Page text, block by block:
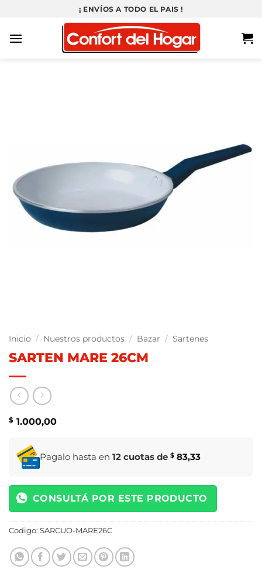
contenido
¡ ENVÍOS A TODO EL PAIS !
Inicio / Nuestros productos / Bazar / Sartenes
SARTEN MARE 26CM
$ 1.000,00
Pagalo hasta en 12 cuotas de $ 83,33
CONSULTÁ POR ESTE PRODUCTO
Codigo: SARCUO-MARE26C